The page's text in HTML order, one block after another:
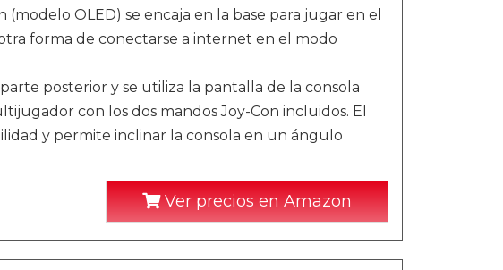
OLED) se encaja en la base para jugar en el
forma de conectarse a internet en el modo
posterior y se utiliza la pantalla de la consola
con los dos mandos Joy-Con incluidos. El
y permite inclinar la consola en un ángulo
Ver precios en Amazon